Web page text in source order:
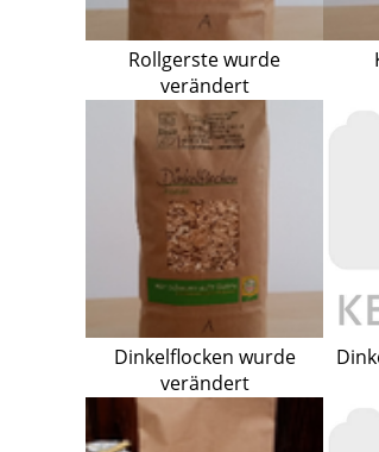
Rollgerste wurde
verändert
Dinkelflocken wurde
verändert